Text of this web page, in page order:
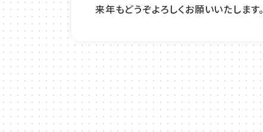
来年もどうぞよろしくお願いいたします。